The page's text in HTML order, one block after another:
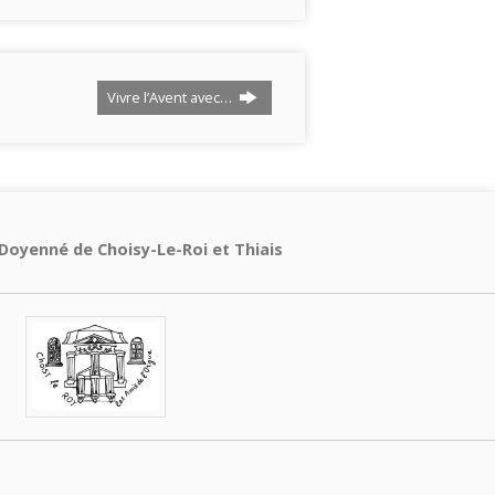
Vivre l’Avent avec…
Doyenné de Choisy-Le-Roi et Thiais